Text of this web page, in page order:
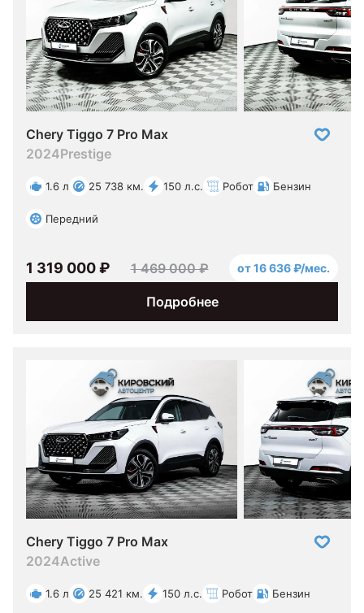
Chery Tiggo 7 Pro Max
2024Prestige
1.6 л 25 738 км. 150 л.с. Робот Бензин
Передний
Подробнее
1 319 000 ₽ 1 469 000 ₽ от 16 636 ₽/мес.
Chery Tiggo 7 Pro Max
2024Active
1.6 л 25 421 км. 150 л.с. Робот Бензин